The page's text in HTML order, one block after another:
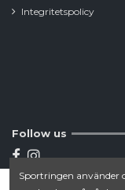
Integritetspolicy
Follow us
Sportringen använder